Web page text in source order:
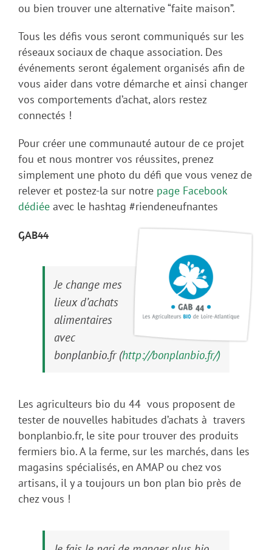
ou bien trouver une alternative “faite maison”.
Tous les défis vous seront communiqués sur les
réseaux sociaux de chaque association. Des
événements seront également organisés afin de
vous aider dans votre démarche et ainsi changer
vos comportements d’achat, alors restez
connectés !
Pour créer une communauté autour de ce projet
fou et nous montrer vos réussites, prenez
simplement une photo du défi que vous venez de
relever et postez-la sur notre page Facebook
dédiée avec le hashtag #riendeneufnantes
GAB44
Je change mes
lieux d’achats
alimentaires
avec
bonplanbio.fr (http://bonplanbio.fr/)
Les agriculteurs bio du 44 vous proposent de
tester de nouvelles habitudes d’achats à travers
bonplanbio.fr, le site pour trouver des produits
fermiers bio. A la ferme, sur les marchés, dans les
magasins spécialisés, en AMAP ou chez vos
artisans, il y a toujours un bon plan bio près de
chez vous !